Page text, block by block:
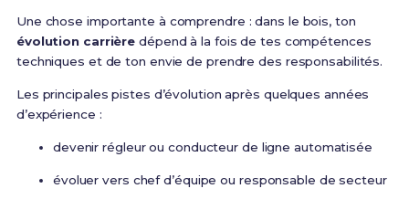
Une chose importante à comprendre : dans le bois, ton
évolution carrière dépend à la fois de tes compétences
techniques et de ton envie de prendre des responsabilités.
Les principales pistes d’évolution après quelques années
d’expérience :
devenir régleur ou conducteur de ligne automatisée
évoluer vers chef d’équipe ou responsable de secteur